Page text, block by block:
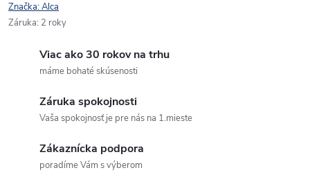
Značka:Alca
Záruka: 2 roky
Viac ako 30 rokov na trhu
máme bohaté skúsenosti
Záruka spokojnosti
Vaša spokojnosť je pre nás na 1.mieste
Zákaznícka podpora
poradíme Vám s výberom